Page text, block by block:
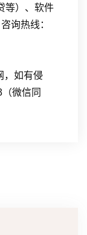
等）、软件
询热线：
，如有侵
微信同